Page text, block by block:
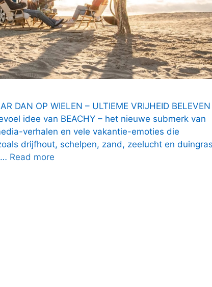
DAN OP WIELEN – ULTIEME VRIJHEID BELEVEN
idee van BEACHY – het nieuwe submerk van
verhalen en vele vakantie-emoties die
drijfhout, schelpen, zand, zeelucht en
Read more